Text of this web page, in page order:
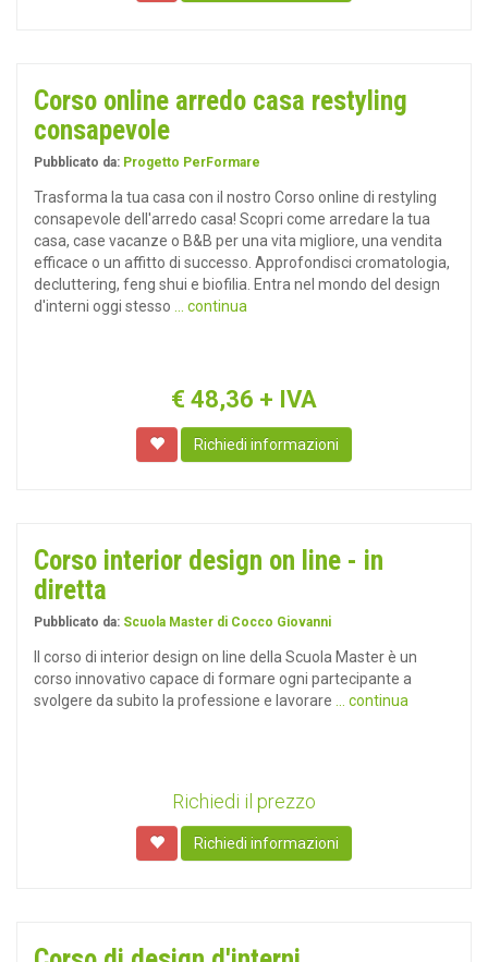
Corso online arredo casa restyling
consapevole
Pubblicato da: Progetto PerFormare
Trasforma la tua casa con il nostro Corso online di restyling
consapevole dell'arredo casa! Scopri come arredare la tua
casa, case vacanze o B&B per una vita migliore, una vendita
efficace o un affitto di successo. Approfondisci cromatologia,
decluttering, feng shui e biofilia. Entra nel mondo del design
d'interni oggi stesso
... continua
€ 48,36 + IVA
Richiedi informazioni
Corso interior design on line - in
diretta
Pubblicato da: Scuola Master di Cocco Giovanni
Il corso di interior design on line della Scuola Master è un
corso innovativo capace di formare ogni partecipante a
svolgere da subito la professione e lavorare
... continua
Richiedi il prezzo
Richiedi informazioni